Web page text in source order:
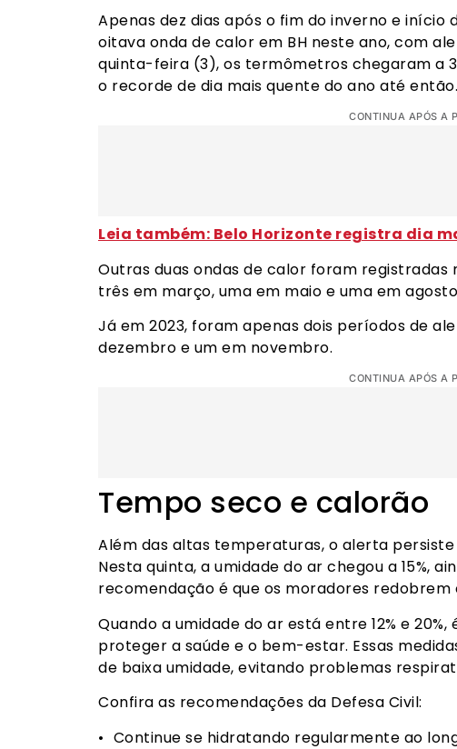
Apenas dez dias após o fim do inverno e
oitava onda de calor em BH neste ano, com
quinta-feira (3), os termômetros chegaram a
o recorde de dia mais quente do ano até então.
CONTINUA APÓS A
Leia também: Belo Horizonte registra dia
Outras duas ondas de calor foram registradas
três em março, uma em maio e uma em
Já em 2023, foram apenas dois períodos de
dezembro e um em novembro.
CONTINUA APÓS A
Tempo seco e calorão
Além das altas temperaturas, o alerta
Nesta quinta, a umidade do ar chegou a 15%,
recomendação é que os moradores redobrem
Quando a umidade do ar está entre 12% e
proteger a saúde e o bem-estar. Essas
de baixa umidade, evitando problemas
Confira as recomendações da Defesa Civil:
•⁠ ⁠Continue se hidratando regularmente ao